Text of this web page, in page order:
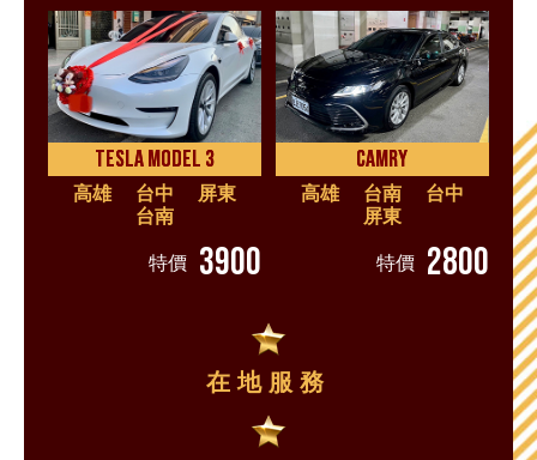
TESLA MODEL 3
高雄 台中
屏東
台南
特價 3900
CAMRY
高雄 台南
台中
屏東
特價 2800
在地服務